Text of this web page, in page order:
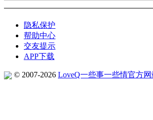
隐私保护
帮助中心
交友提示
APP下载
© 2007-2026 LoveQ一些事一些情官方网